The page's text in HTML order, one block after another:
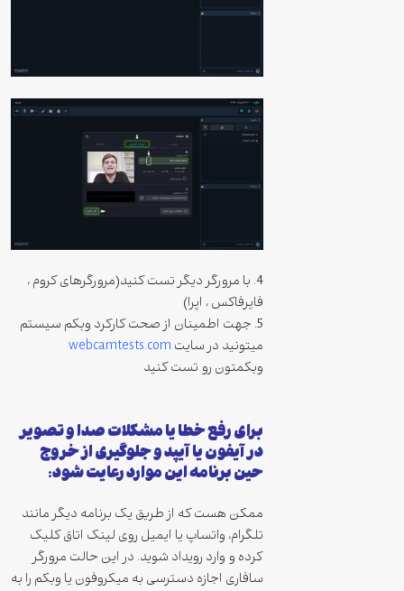
4. با مرورگر دیگر تست کنید(مرورگرهای کروم ،
فایرفاکس ، اپرا)
5. جهت اطمینان از صحت کارکرد وبکم سیستم
میتونید در سایت webcamtests.com
وبکمتون رو تست کنید
برای رفع خطا یا مشکلات صدا و تصویر
در آیفون یا آیپد و جلوگیری از خروج
حین برنامه این موارد رعایت شود:
ممکن هست که از طریق یک برنامه دیگر مانند
تلگرام، واتساپ یا ایمیل روی لینک اتاق کلیک
کرده و وارد رویداد شوید. در این حالت مرورگر
سافاری اجازه دسترسی به میکروفون یا وبکم را به